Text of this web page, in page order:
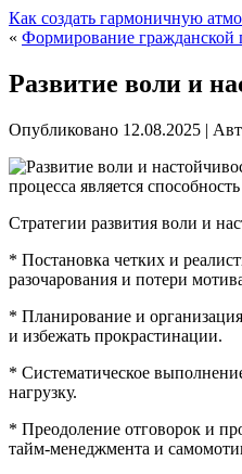
Как создать гармоничную
« Формирование гражданской
Развитие воли и
Опубликовано 12.08.2025 |
процесса является
Стратегии развития воли и
* Постановка четких и
разочарования и потери
* Планирование и
и избежать прокрастинации.
* Систематическое
нагрузку.
* Преодоление отговорок и
тайм-менеджмента и